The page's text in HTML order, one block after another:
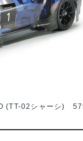
(TT-02シャーシ)